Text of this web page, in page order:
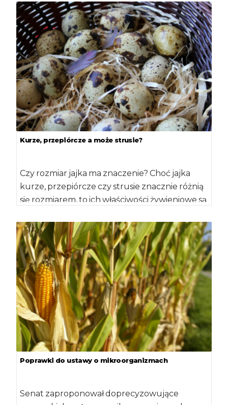
specyficznej diecie […]
Kurze, przepiórcze a może strusie?
Czy rozmiar jajka ma znaczenie? Choć jajka
kurze, przepiórcze czy strusie znacznie różnią
się rozmiarem, to ich właściwości żywieniowe są
Poprawki do ustawy o mikroorganizmach
Senat zaproponował doprecyzowujące